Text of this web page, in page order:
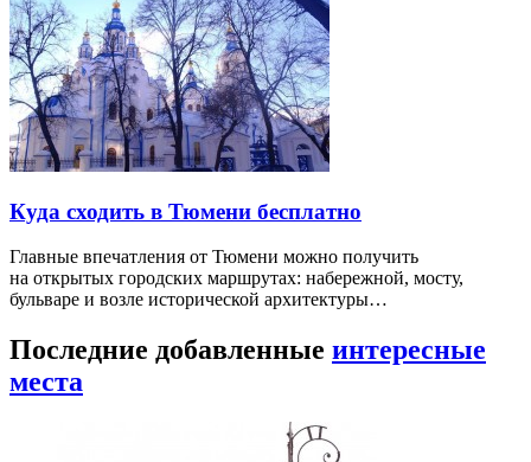
Куда сходить в Тюмени бесплатно
Главные впечатления от Тюмени можно получить
на открытых городских маршрутах: набережной, мосту,
бульваре и возле исторической архитектуры…
Последние добавленные интересные
места